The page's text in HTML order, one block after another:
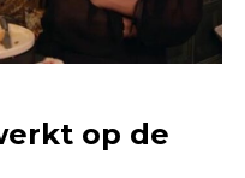
op de